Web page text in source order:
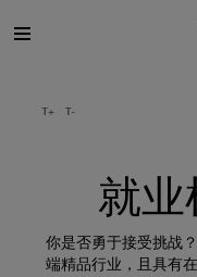
业
机
就业
你是否勇于接受挑战
端精品行业，且具有